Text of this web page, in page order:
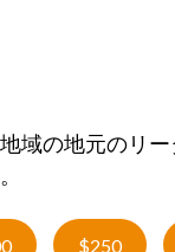
域の地元のリ
$250